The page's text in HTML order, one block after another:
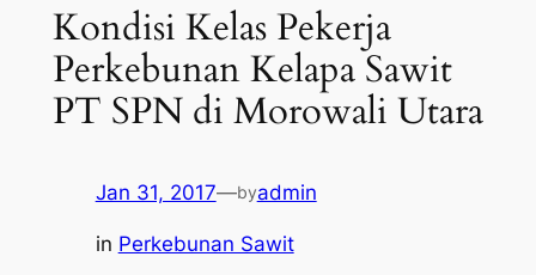
Kondisi Kelas Pekerja
Perkebunan Kelapa Sawit
PT SPN di Morowali Utara
Jan 31, 2017—byadmin
in Perkebunan Sawit